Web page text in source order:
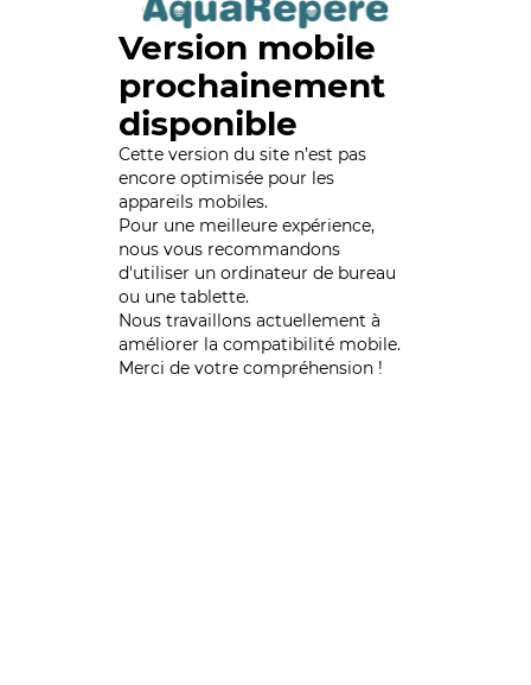
Version mobile
prochainement
disponible
Cette version du site n’est pas
encore optimisée pour les
appareils mobiles.
Pour une meilleure expérience,
nous vous recommandons
d'utiliser un ordinateur de bureau
ou une tablette.
Nous travaillons actuellement à
améliorer la compatibilité mobile.
Merci de votre compréhension !